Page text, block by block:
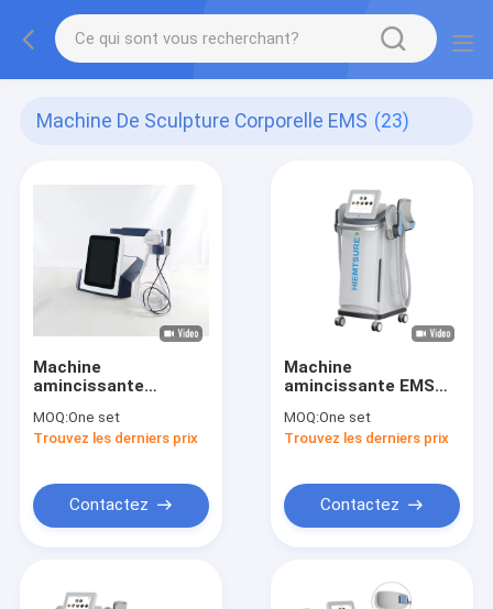
Machine De Sculpture Corporelle EMS (23)
Machine
amincissante
le corps de 25 kg
MOQ:One set
Trouvez les derniers prix
Contactez
Machine
amincissante EMS
visage 2000W
MOQ:One set
Trouvez les derniers prix
Contactez